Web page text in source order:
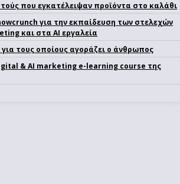
που εγκατέλειψαν προϊόντα στο καλάθι
για την εκπαίδευση των στελεχών
και στα AI εργαλεία
για τους οποίους αγοράζει ο άνθρωπος
& AI marketing e-learning course της